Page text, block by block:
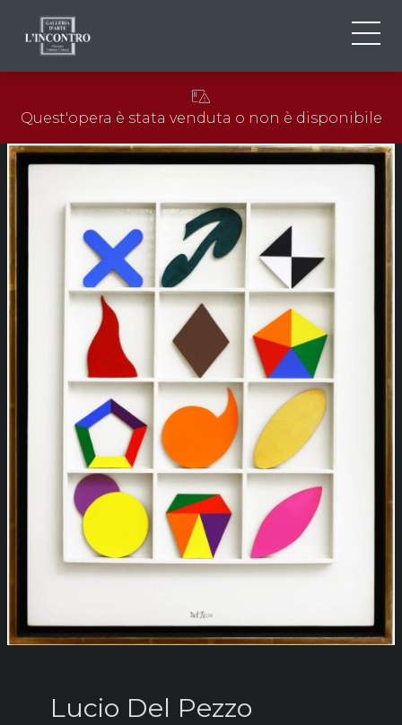
EN
FR
NEWS ED EVENTI
ARTISTI E OPERE
CONTATTI
Quest'opera è stata venduta o non è disponibile
Lucio Del Pezzo